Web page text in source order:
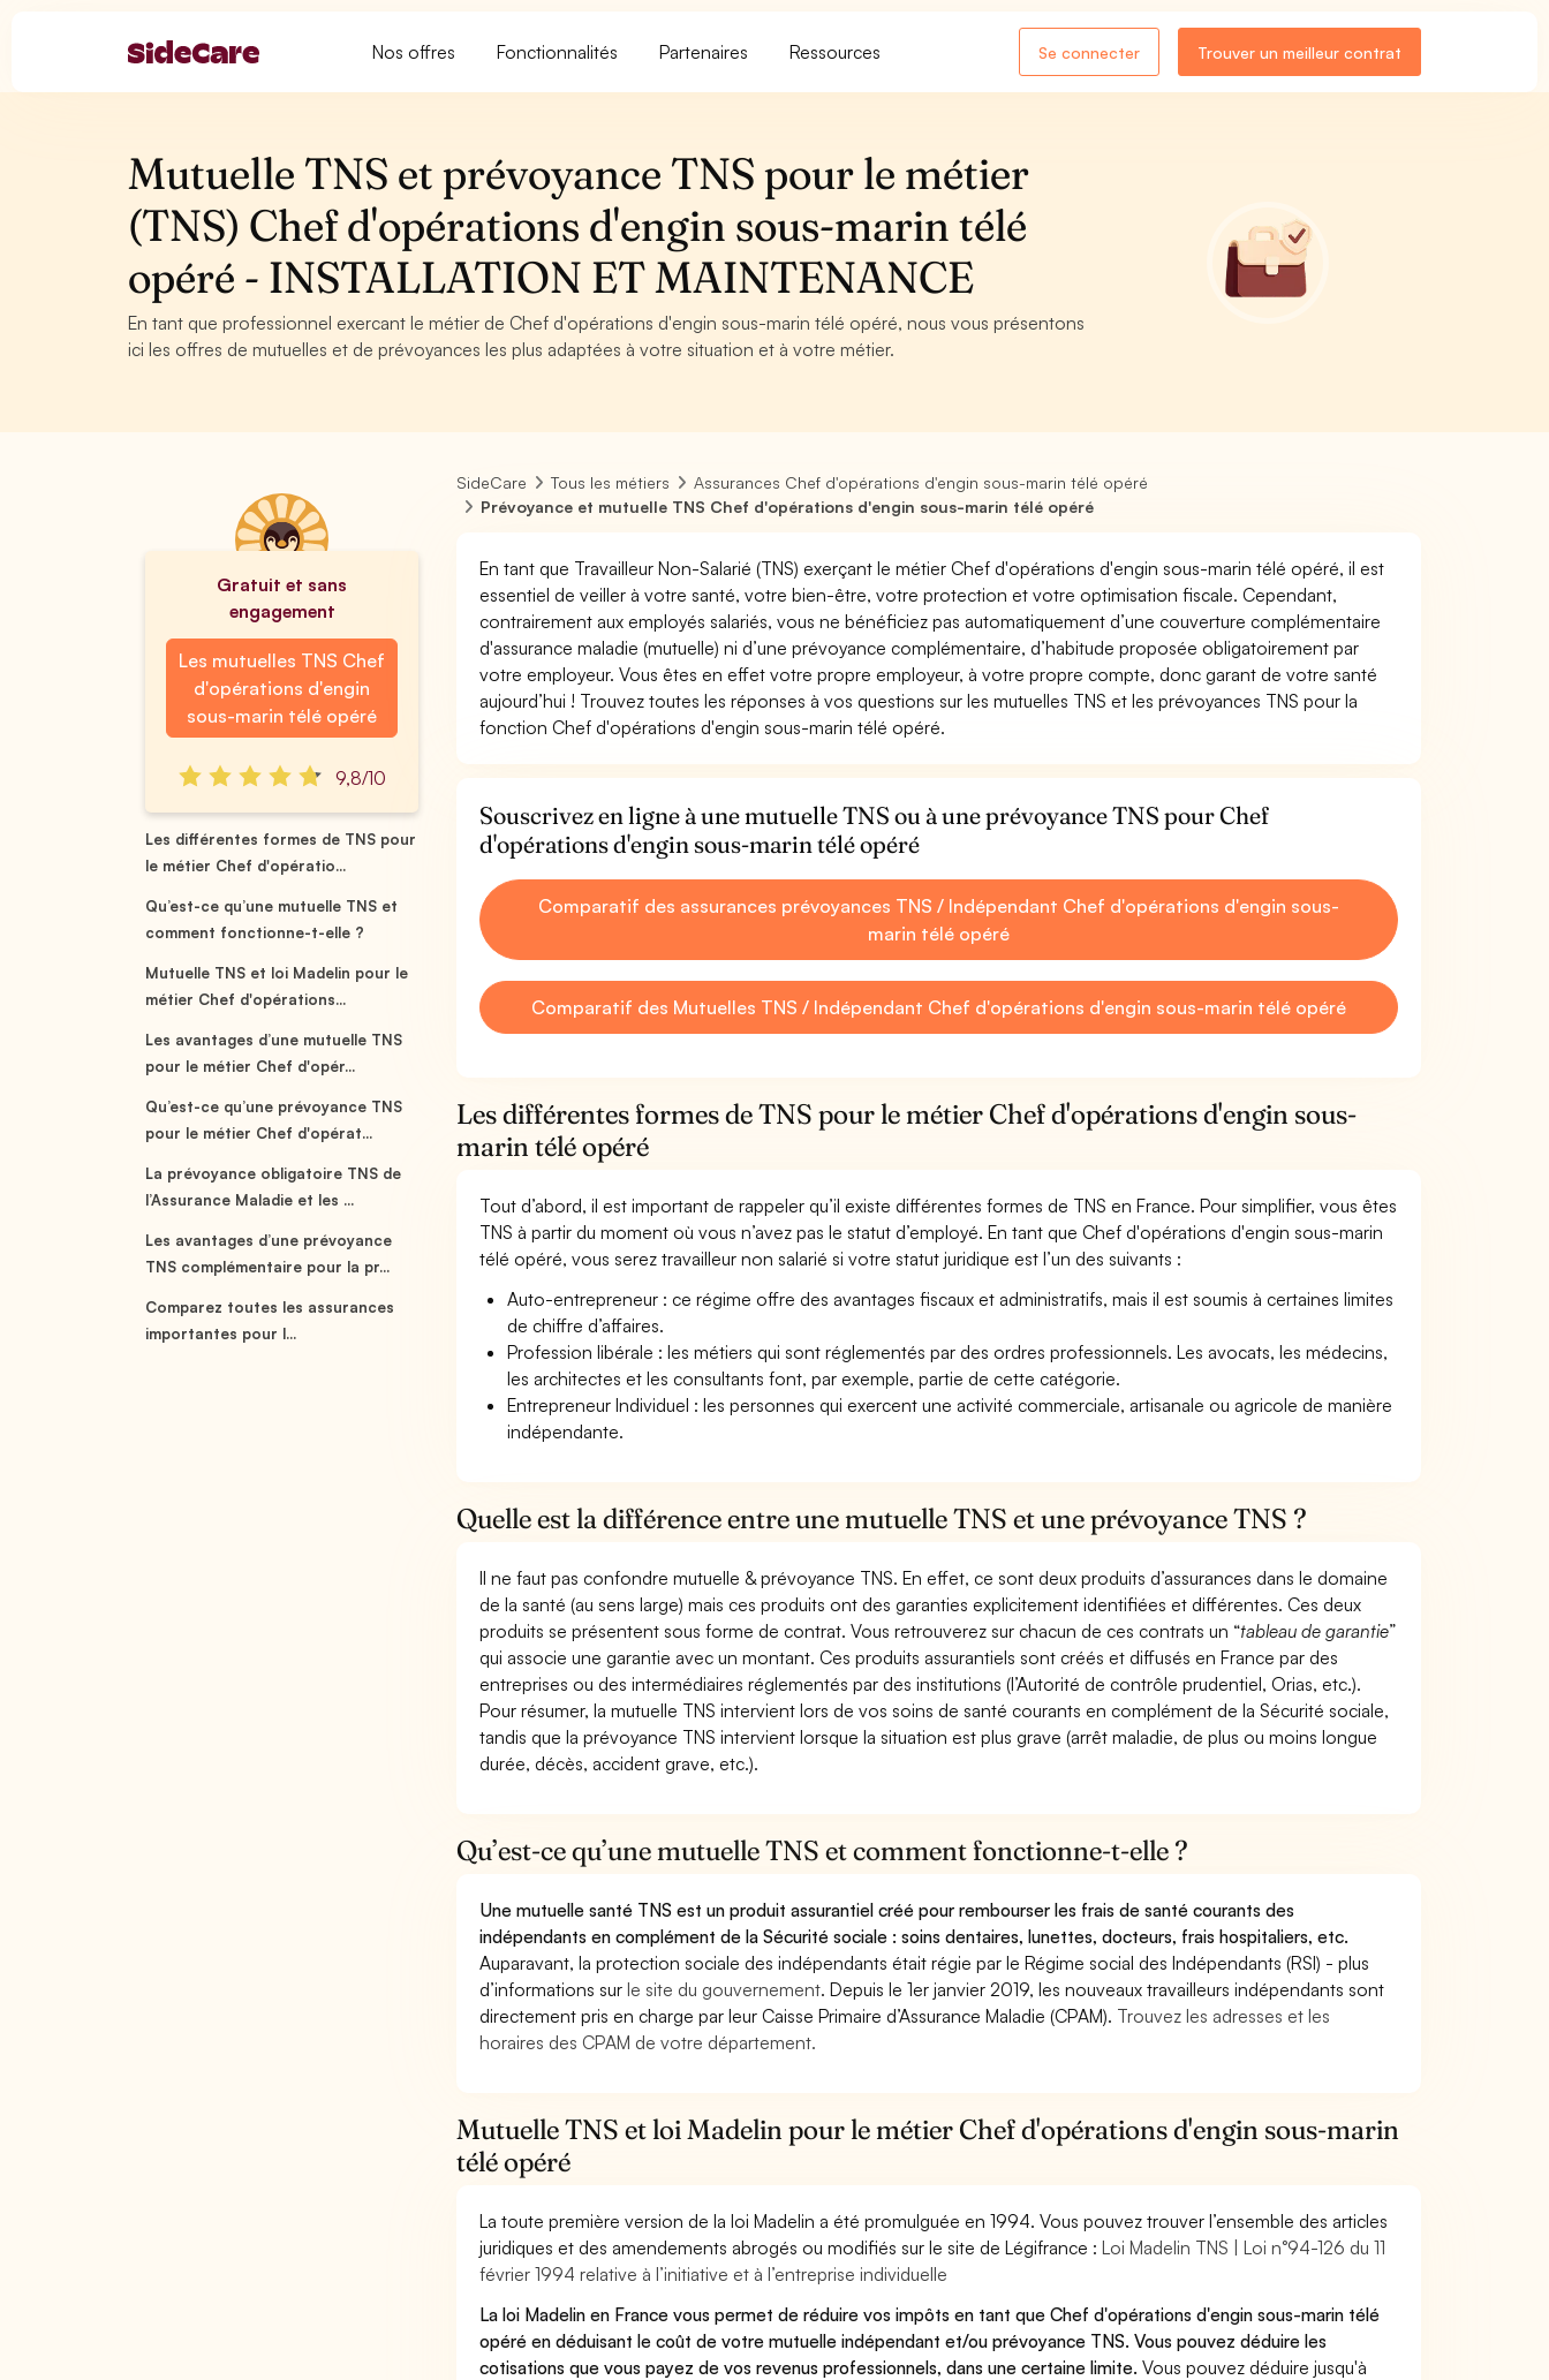
Nos offres Fonctionnalités Partenaires Ressources Se connecter Trouver un meilleur contrat
Mutuelle TNS et prévoyance TNS pour le métier
(TNS) Chef d'opérations d'engin sous-marin télé
opéré - INSTALLATION ET MAINTENANCE
En tant que professionnel exercant le métier de Chef d'opérations d'engin sous-marin télé opéré, nous vous présentons
ici les offres de mutuelles et de prévoyances les plus adaptées à votre situation et à votre métier.
Gratuit et sans
engagement
Les mutuelles TNS Chef
d'opérations d'engin
sous-marin télé opéré
9,8/10
Les différentes formes de TNS pour
le métier Chef d'opératio...
Qu’est-ce qu’une mutuelle TNS et
comment fonctionne-t-elle ?
Mutuelle TNS et loi Madelin pour le
métier Chef d'opérations...
Les avantages d’une mutuelle TNS
pour le métier Chef d'opér...
Qu’est-ce qu’une prévoyance TNS
pour le métier Chef d'opérat...
La prévoyance obligatoire TNS de
l’Assurance Maladie et les ...
Les avantages d’une prévoyance
TNS complémentaire pour la pr...
Comparez toutes les assurances
importantes pour l...
SideCare Tous les métiers
Assurances Chef d'opérations d'engin sous-marin télé opéré
Prévoyance et mutuelle TNS Chef d'opérations d'engin sous-marin télé opéré
En tant que Travailleur Non-Salarié (TNS) exerçant le métier Chef d'opérations d'engin sous-marin télé opéré, il est
essentiel de veiller à votre santé, votre bien-être, votre protection et votre optimisation fiscale. Cependant,
contrairement aux employés salariés, vous ne bénéficiez pas automatiquement d’une couverture complémentaire
d'assurance maladie (mutuelle) ni d’une prévoyance complémentaire, d’habitude proposée obligatoirement par
votre employeur. Vous êtes en effet votre propre employeur, à votre propre compte, donc garant de votre santé
aujourd’hui ! Trouvez toutes les réponses à vos questions sur les mutuelles TNS et les prévoyances TNS pour la
fonction Chef d'opérations d'engin sous-marin télé opéré.
Souscrivez en ligne à une mutuelle TNS ou à une prévoyance TNS pour Chef
d'opérations d'engin sous-marin télé opéré
Comparatif des assurances prévoyances TNS / Indépendant Chef d'opérations d'engin sous-
marin télé opéré
Comparatif des Mutuelles TNS / Indépendant Chef d'opérations d'engin sous-marin télé opéré
Les différentes formes de TNS pour le métier Chef d'opérations d'engin sous-
marin télé opéré
Tout d’abord, il est important de rappeler qu’il existe différentes formes de TNS en France. Pour simplifier, vous êtes
TNS à partir du moment où vous n’avez pas le statut d’employé. En tant que Chef d'opérations d'engin sous-marin
télé opéré, vous serez travailleur non salarié si votre statut juridique est l’un des suivants :
Auto-entrepreneur : ce régime offre des avantages fiscaux et administratifs, mais il est soumis à certaines limites
de chiffre d’affaires.
Profession libérale : les métiers qui sont réglementés par des ordres professionnels. Les avocats, les médecins,
les architectes et les consultants font, par exemple, partie de cette catégorie.
Entrepreneur Individuel : les personnes qui exercent une activité commerciale, artisanale ou agricole de manière
indépendante.
Quelle est la différence entre une mutuelle TNS et une prévoyance TNS ?
Il ne faut pas confondre mutuelle & prévoyance TNS. En effet, ce sont deux produits d’assurances dans le domaine
de la santé (au sens large) mais ces produits ont des garanties explicitement identifiées et différentes. Ces deux
produits se présentent sous forme de contrat. Vous retrouverez sur chacun de ces contrats un “tableau de garantie”
qui associe une garantie avec un montant. Ces produits assurantiels sont créés et diffusés en France par des
entreprises ou des intermédiaires réglementés par des institutions (l’Autorité de contrôle prudentiel, Orias, etc.).
Pour résumer, la mutuelle TNS intervient lors de vos soins de santé courants en complément de la Sécurité sociale,
tandis que la prévoyance TNS intervient lorsque la situation est plus grave (arrêt maladie, de plus ou moins longue
durée, décès, accident grave, etc.).
Qu’est-ce qu’une mutuelle TNS et comment fonctionne-t-elle ?
Une mutuelle santé TNS est un produit assurantiel créé pour rembourser les frais de santé courants des
indépendants en complément de la Sécurité sociale : soins dentaires, lunettes, docteurs, frais hospitaliers, etc.
Auparavant, la protection sociale des indépendants était régie par le Régime social des Indépendants (RSI) - plus
d’informations surle site du gouvernement. Depuis le 1er janvier 2019, les nouveaux travailleurs indépendants sont
directement pris en charge par leur Caisse Primaire d’Assurance Maladie (CPAM). Trouvez les adresses et les
horaires des CPAM de votre département.
Mutuelle TNS et loi Madelin pour le métier Chef d'opérations d'engin sous-marin
télé opéré
La toute première version de la loi Madelin a été promulguée en 1994. Vous pouvez trouver l’ensemble des articles
juridiques et des amendements abrogés ou modifiés sur le site de Légifrance :Loi Madelin TNS | Loi n°94-126 du 11
février 1994 relative à l’initiative et à l’entreprise individuelle
La loi Madelin en France vous permet de réduire vos impôts en tant que Chef d'opérations d'engin sous-marin télé
opéré en déduisant le coût de votre mutuelle indépendant et/ou prévoyance TNS. Vous pouvez déduire les
cotisations que vous payez de vos revenus professionnels, dans une certaine limite.Vous pouvez déduire jusqu'à